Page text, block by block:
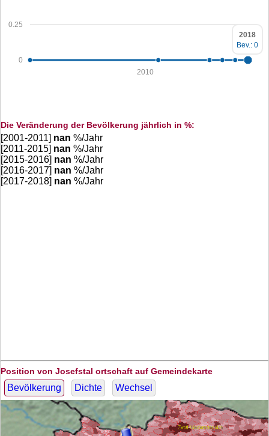
0
0.25
2010
2018
Bev.: 0
Die Veränderung der Bevölkerung jährlich in %:
[2001-2011] nan %/Jahr
[2011-2015] nan %/Jahr
[2015-2016] nan %/Jahr
[2016-2017] nan %/Jahr
[2017-2018] nan %/Jahr
Position von Josefstal ortschaft auf Gemeindekarte
Bevölkerung Dichte Wechsel